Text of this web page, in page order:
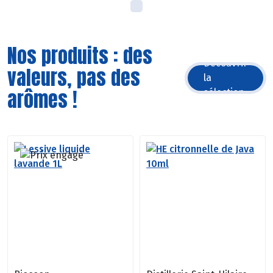
Nos produits : des
valeurs, pas des
arômes !
Découvrir
la
sélection